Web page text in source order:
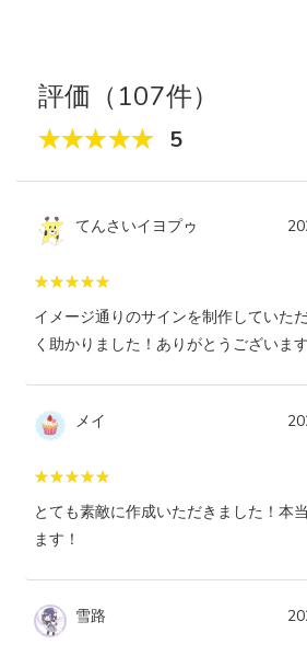
評価（107件）
5
てんさいイヨプゥ
イメージ通りのサインを制作していた
く助かりました！ありがとうございます
メイ
とても素敵に作成いただきました！本
ます！
雪路